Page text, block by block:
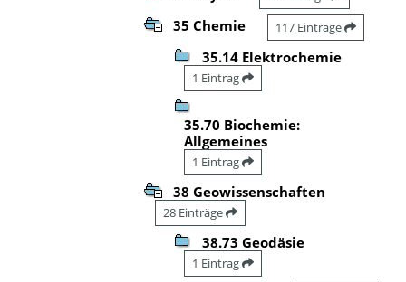
35 Chemie 117 Einträge
35.14 Elektrochemie
1 Eintrag
35.70 Biochemie:
Allgemeines
1 Eintrag
38 Geowissenschaften
28 Einträge
38.73 Geodäsie
1 Eintrag